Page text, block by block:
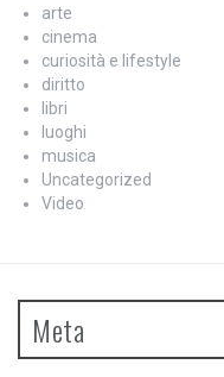
arte
cinema
curiosità e lifestyle
diritto
libri
luoghi
musica
Uncategorized
Video
Meta